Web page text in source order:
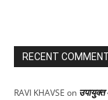
RECENT
RAVI KHAVSE on उपायुक्त